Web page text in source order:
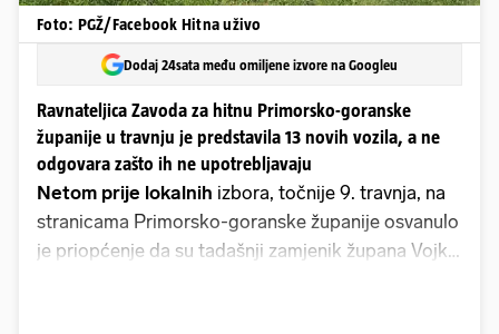
Foto: PGŽ/Facebook Hitna uživo
Dodaj 24sata među omiljene izvore na Googleu
Ravnateljica Zavoda za hitnu Primorsko-goranske
županije u travnju je predstavila 13 novih vozila, a ne
odgovara zašto ih ne upotrebljavaju
Netom prije lokalnih izbora, točnije 9. travnja, na
stranicama Primorsko-goranske županije osvanulo
je priopćenje da su tadašnji zamjenik župana Vojko